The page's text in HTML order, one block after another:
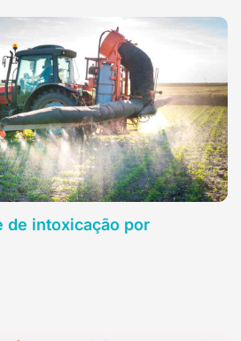
de intoxicação por